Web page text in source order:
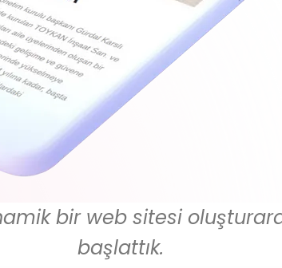
bir web sitesi
başlattık.